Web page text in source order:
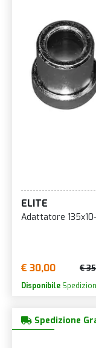
ELITE
Adattatore
€ 30,00 €
Disponibile
Spedizione